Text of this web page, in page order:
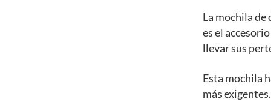
La mochila
es el
llevar sus
Esta mochila
más